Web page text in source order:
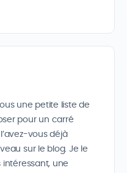
une petite liste de
pour un carré
vous déjà
sur le blog. Je le
une